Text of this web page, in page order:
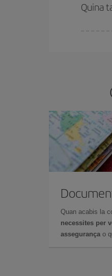
motiu,
Quina
Quan acabis la
necessites per
assegurança o